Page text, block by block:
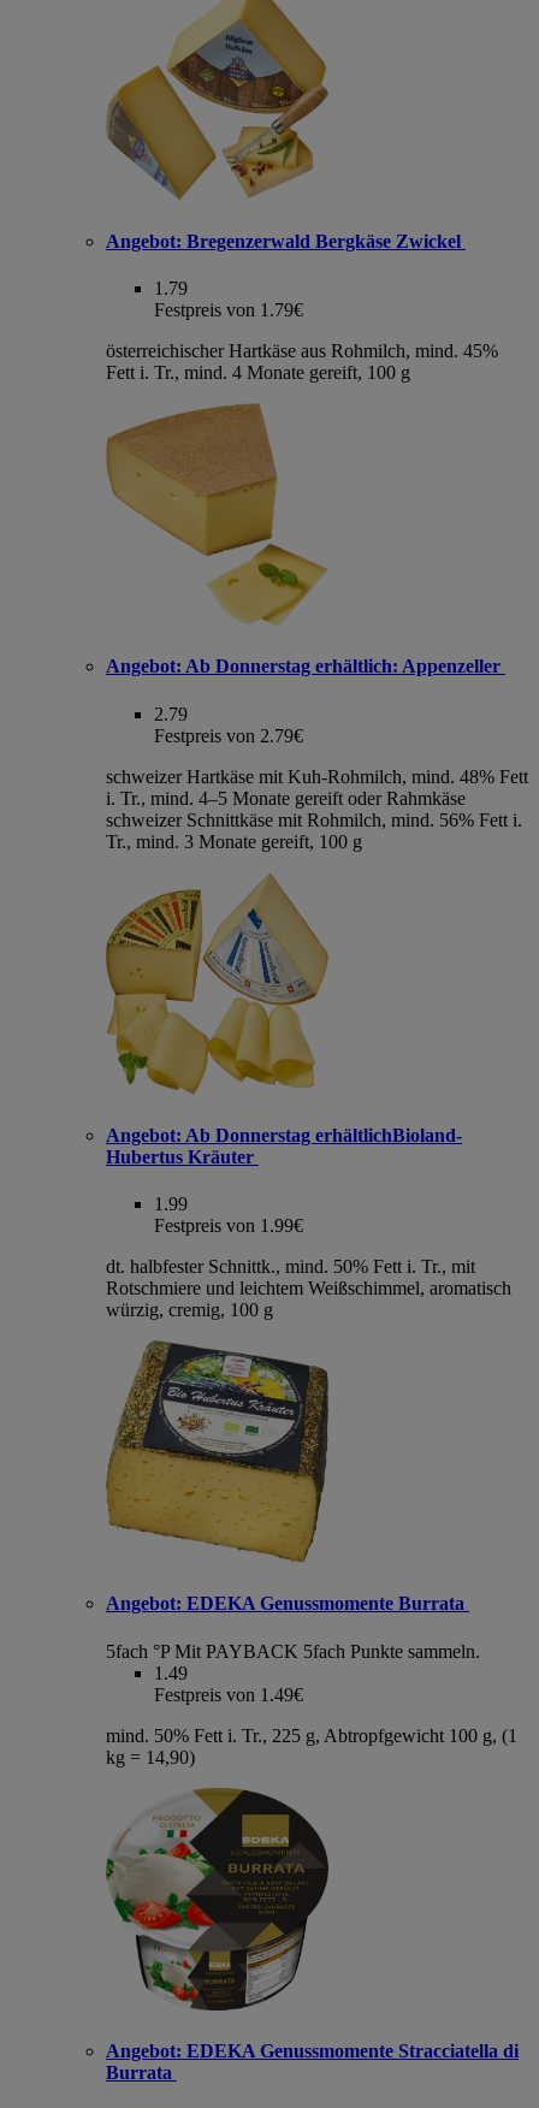
Angebot: Bregenzerwald Bergkäse Zwickel
1.79
Festpreis von 1.79€
österreichischer Hartkäse aus Rohmilch, mind. 45%
Fett i. Tr., mind. 4 Monate gereift, 100 g
Angebot: Ab Donnerstag erhältlich: Appenzeller
2.79
Festpreis von 2.79€
schweizer Hartkäse mit Kuh-Rohmilch, mind. 48% Fett
i. Tr., mind. 4–5 Monate gereift oder Rahmkäse
schweizer Schnittkäse mit Rohmilch, mind. 56% Fett i.
Tr., mind. 3 Monate gereift, 100 g
Angebot: Ab Donnerstag erhältlichBioland-
Hubertus Kräuter
1.99
Festpreis von 1.99€
dt. halbfester Schnittk., mind. 50% Fett i. Tr., mit
Rotschmiere und leichtem Weißschimmel, aromatisch
würzig, cremig, 100 g
Angebot: EDEKA Genussmomente Burrata
5fach °P Mit PAYBACK 5fach Punkte sammeln.
1.49
Festpreis von 1.49€
mind. 50% Fett i. Tr., 225 g, Abtropfgewicht 100 g, (1
kg = 14,90)
Angebot: EDEKA Genussmomente Stracciatella di
Burrata